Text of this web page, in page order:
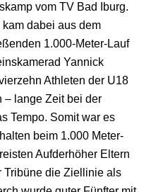
vom TV Bad Iburg.
dabei aus dem
1.000-Meter-Lauf
Yannick
Athleten der U18
– lange Zeit bei der
Tempo. Somit war es
beim 1.000 Meter-
Aufderhöher Eltern
Tribüne die Ziellinie als